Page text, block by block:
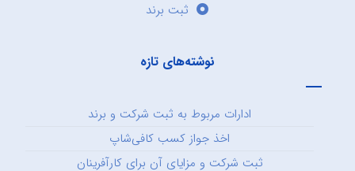
ثبت برند
نوشته‌های تازه
ادارات مربوط به ثبت شرکت و برند
اخذ جواز کسب کافی‌شاپ
ثبت شرکت و مزایای آن برای کارآفرینان